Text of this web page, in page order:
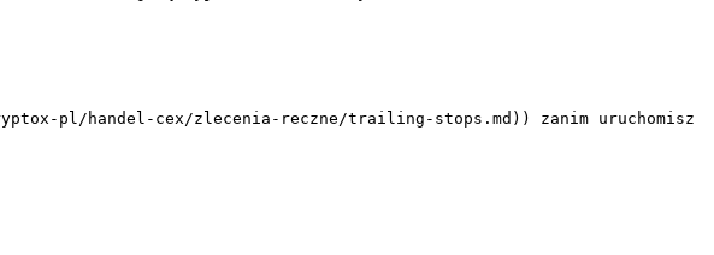
pl/handel-cex/zlecenia-reczne/trailing-stops.md)) zanim uruchomisz